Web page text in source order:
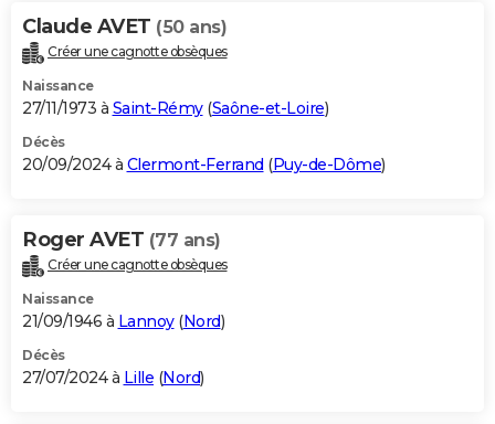
Claude AVET (50 ans)
Créer une cagnotte obsèques
Naissance
27/11/1973 à Saint-Rémy(Saône-et-Loire)
Décès
20/09/2024 à Clermont-Ferrand (Puy-de-Dôme)
Roger AVET (77 ans)
Créer une cagnotte obsèques
Naissance
21/09/1946 à Lannoy(Nord)
Décès
27/07/2024 à Lille (Nord)